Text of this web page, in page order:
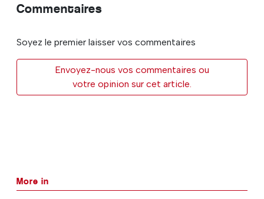
Commentaires
Soyez le premier laisser vos commentaires
Envoyez-nous vos commentaires ou
votre opinion sur cet article.
More in